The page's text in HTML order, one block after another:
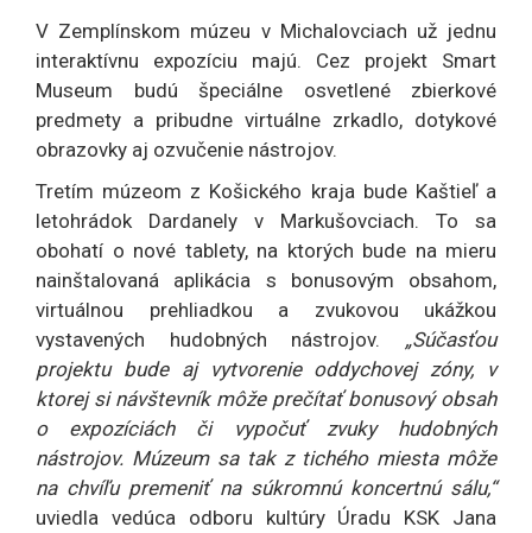
V Zemplínskom múzeu v Michalovciach už jednu
interaktívnu expozíciu majú. Cez projekt Smart
Museum budú špeciálne osvetlené zbierkové
predmety a pribudne virtuálne zrkadlo, dotykové
obrazovky aj ozvučenie nástrojov.
Tretím múzeom z Košického kraja bude Kaštieľ a
letohrádok Dardanely v Markušovciach. To sa
obohatí o nové tablety, na ktorých bude na mieru
nainštalovaná aplikácia s bonusovým obsahom,
virtuálnou prehliadkou a zvukovou ukážkou
vystavených hudobných nástrojov. „Súčasťou
projektu bude aj vytvorenie oddychovej zóny, v
ktorej si návštevník môže prečítať bonusový obsah
o expozíciách či vypočuť zvuky hudobných
nástrojov. Múzeum sa tak z tichého miesta môže
na chvíľu premeniť na súkromnú koncertnú sálu,“
uviedla vedúca odboru kultúry Úradu KSK Jana